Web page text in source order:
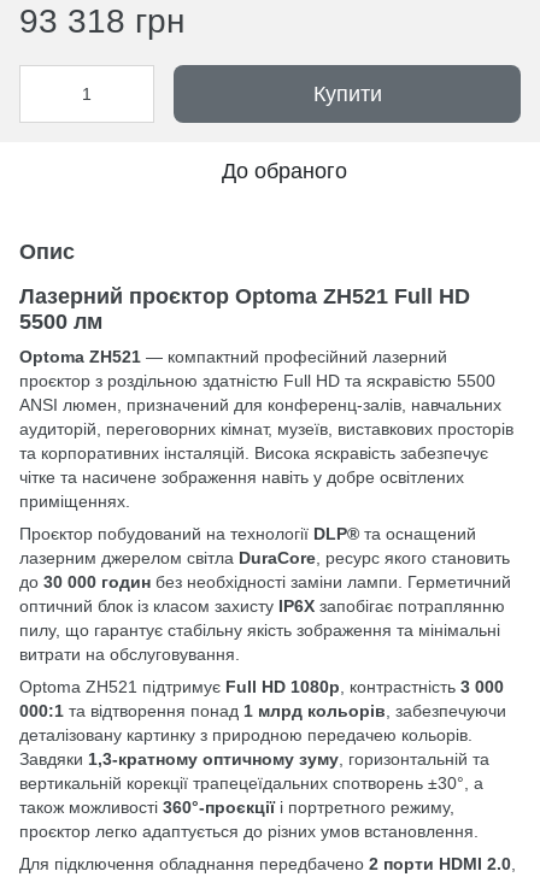
93 318 грн
Купити
До обраного
Опис
Лазерний проєктор Optoma ZH521 Full HD
5500 лм
Optoma ZH521 — компактний професійний лазерний
проєктор з роздільною здатністю Full HD та яскравістю 5500
ANSI люмен, призначений для конференц-залів, навчальних
аудиторій, переговорних кімнат, музеїв, виставкових просторів
та корпоративних інсталяцій. Висока яскравість забезпечує
чітке та насичене зображення навіть у добре освітлених
приміщеннях.
Проєктор побудований на технології DLP® та оснащений
лазерним джерелом світла DuraCore, ресурс якого становить
до 30 000 годин без необхідності заміни лампи. Герметичний
оптичний блок із класом захисту IP6X запобігає потраплянню
пилу, що гарантує стабільну якість зображення та мінімальні
витрати на обслуговування.
Optoma ZH521 підтримує Full HD 1080p, контрастність 3 000
000:1 та відтворення понад 1 млрд кольорів, забезпечуючи
деталізовану картинку з природною передачею кольорів.
Завдяки 1,3-кратному оптичному зуму, горизонтальній та
вертикальній корекції трапецеїдальних спотворень ±30°, а
також можливості 360°-проєкціїі портретного режиму,
проєктор легко адаптується до різних умов встановлення.
Для підключення обладнання передбачено 2 порти HDMI 2.0,